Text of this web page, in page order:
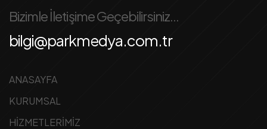
Bizimle İletişime Geçebilirsiniz...
bilgi@parkmedya.com.tr
ANASAYFA
KURUMSAL
HİZMETLERİMİZ